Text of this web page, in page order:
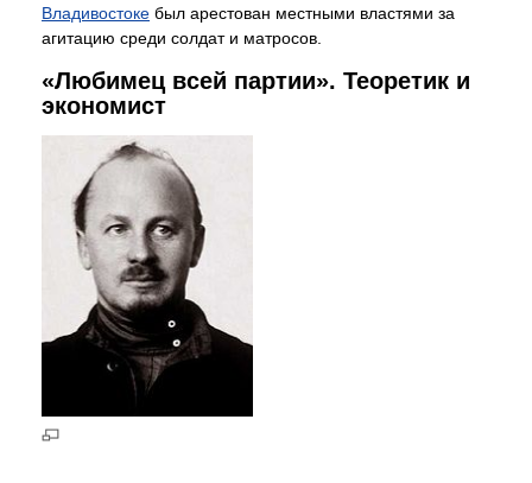
Владивостоке был арестован местными властями за
агитацию среди солдат и матросов.
«Любимец всей партии». Теоретик и
экономист